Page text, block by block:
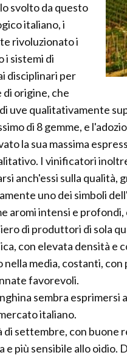
svolto da questo
italiano, i
rivoluzionato i
i sistemi di
disciplinari per
origine, che
uve qualitativamente
di 8 gemme, e
la sua massima
I vinificatori
anch'essi sulla qualità,
uno dei simboli
aromi intensi e
di produttori di sola
con elevata densità e
nella media, costanti,
favorevoli.
sembra
italiano.
di settembre, con buone
più sensibile allo oidio.